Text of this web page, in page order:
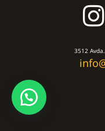
3512